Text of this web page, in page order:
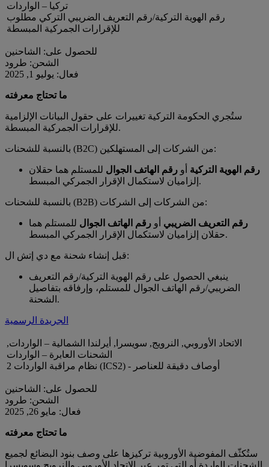
تركيا – الواردات
رقم الهوية التركية/رقم التعريف الضريبي التركي مطلوب
للإقرارات الجمركية المبسطة
للحصول على: الشاحنين
الشحن: طرود
فعال: يوليو 1, 2025
ما تحتاج معرفته
ستُجري الحكومة التركية تغييرات على حقول البيانات الإلزامية
للإقرارات الجمركية المبسطة.
بالنسبة للشحنات (B2C) من الشركات إلى المستهلكين:
رقم الهوية التركية أو رقم الهاتف الجوال للمستلم هما حقلان
إلزاميان لاستكمال الإقرار الجمركي المبسط.
بالنسبة للشحنات (B2B) من الشركات إلى الشركات:
رقم التعريف الضريبي أو رقم الهاتف الجوال للمستلم هما
حقلان إلزاميان لاستكمال الإقرار الجمركي المبسط.
قبل إنشاء شحنة مع دي إتش ال:
ينبغي الحصول على رقم الهوية التركية/رقم التعريف
الضريبي/رقم الهاتف الجوال للمستلم، وإرفاقه بتفاصيل
الشحنة.
الجريدة الرسمية
الاتحاد الأوروبي, النرويج, سويسرا, أيرلندا الشمالية – الواردات,
الشحنات العابرة – الواردات
نظام مراقبة الواردات 2 (ICS2) - أوصاف دقيقة للعناصر
للحصول على: الشاحنين
الشحن: طرود
فعال: مايو 26, 2025
ما تحتاج معرفته
ستُكثّف المفوضية الأوروبية تركيزها على وصف بنود البضائع لجميع